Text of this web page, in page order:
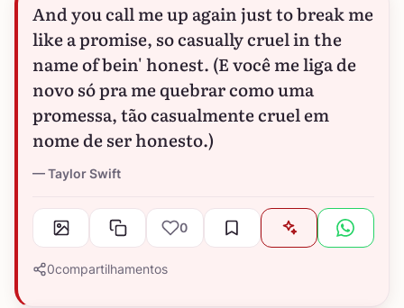
And you call me up again just to break me
like a promise, so casually cruel in the
name of bein' honest. (E você me liga de
novo só pra me quebrar como uma
promessa, tão casualmente cruel em
nome de ser honesto.)
Taylor Swift
0
0compartilhamentos